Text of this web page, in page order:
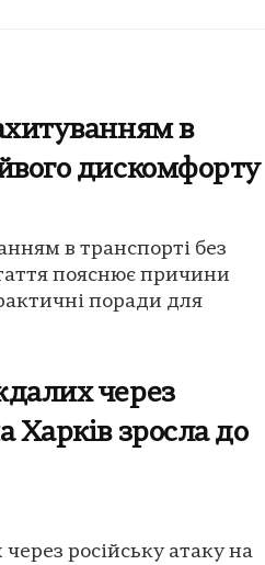
в
дискомфорту
в транспорті без
пояснює причини
поради для
через
Харків зросла до
російську атаку на